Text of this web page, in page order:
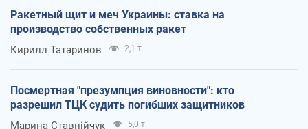
Ракетный щит и меч Украины: ставка на
производство собственных ракет
Кирилл Татаринов 2,1 т.
Посмертная "презумпция виновности": кто
разрешил ТЦК судить погибших защитников
Марина Ставнійчук 5,0 т.